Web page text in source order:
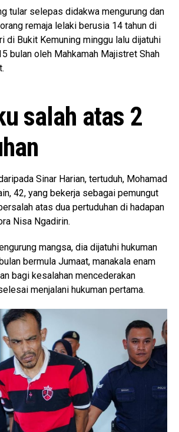
tular selepas didakwa mengurung dan
remaja lelaki berusia 14 tahun di
di Bukit Kemuning minggu lalu dijatuhi
bulan oleh Mahkamah Majistret Shah
salah atas 2
Sinar Harian, tertuduh, Mohamad
42, yang bekerja sebagai pemungut
atas dua pertuduhan di hadapan
Nisa Ngadirin.
mangsa, dia dijatuhi hukuman
bermula Jumaat, manakala enam
bagi kesalahan mencederakan
menjalani hukuman pertama.